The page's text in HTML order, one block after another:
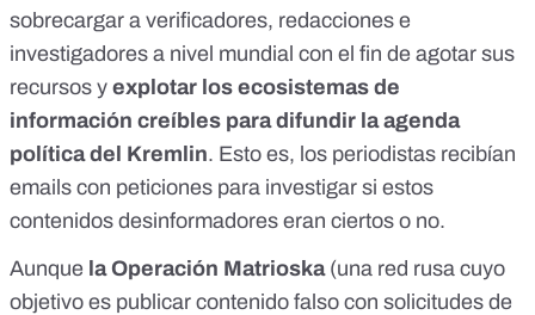
sobrecargar a verificadores, redacciones e
investigadores a nivel mundial con el fin de agotar sus
recursos y explotar los ecosistemas de
información creíbles para difundir la agenda
política del Kremlin. Esto es, los periodistas recibían
emails con peticiones para investigar si estos
contenidos desinformadores eran ciertos o no.
Aunque laOperación Matrioska(una red rusa cuyo
objetivo es publicar contenido falso con solicitudes de